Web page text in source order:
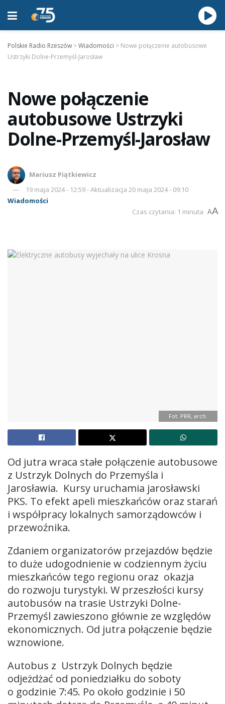
Polskie Radio Rzeszów >Wiadomości > Nowe połączenie autobusowe
Ustrzyki Dolne-Przemyśl-Jarosław
Nowe połączenie
autobusowe Ustrzyki
Dolne-Przemyśl-Jarosław
Mariusz Piątkiewicz
19 maja 2024 - 12:59 - Aktualizacja 20 maja 2024 - 09:10
Wiadomości
Czas czytania: 1 minuta AA
Fot. PRR, arch.
Od jutra wraca stałe połączenie autobusowe
z Ustrzyk Dolnych do Przemyśla i
Jarosławia. Kursy uruchamia jarosławski
PKS. To efekt apeli mieszkańców oraz starań
i współpracy lokalnych samorządowców i
przewoźnika.
Zdaniem organizatorów przejazdów będzie
to duże udogodnienie w codziennym życiu
mieszkańców tego regionu oraz okazja
do rozwoju turystyki. W przeszłości kursy
autobusów na trasie Ustrzyki Dolne-
Przemyśl zawieszono głównie ze względów
ekonomicznych. Od jutra połączenie będzie
wznowione.
Autobus z Ustrzyk Dolnych będzie
odjeżdżać od poniedziałku do soboty
o godzinie 7:45. Po około godzinie i 50